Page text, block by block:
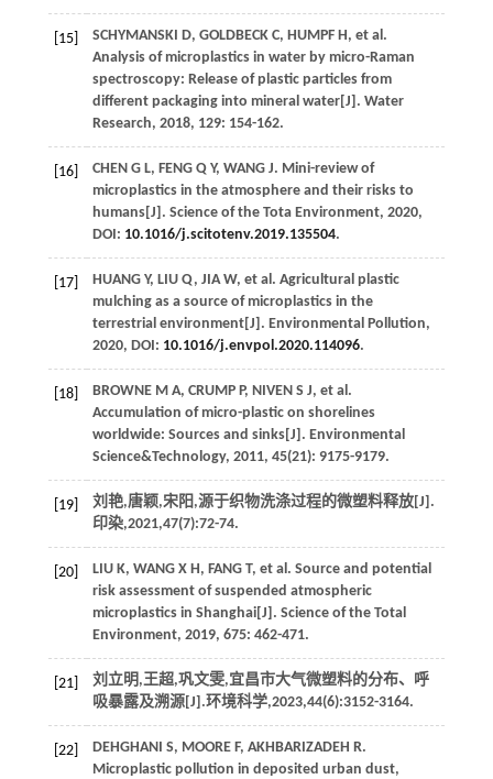
[15] SCHYMANSKI D, GOLDBECK C, HUMPF H, et al.
Analysis of microplastics in water by micro-Raman
spectroscopy: Release of plastic particles from
different packaging into mineral water[J]. Water
Research, 2018, 129: 154-162.
[16] CHEN G L, FENG Q Y, WANG J. Mini-review of
microplastics in the atmosphere and their risks to
humans[J]. Science of the Tota Environment, 2020,
DOI: 10.1016/j.scitotenv.2019.135504.
[17] HUANG Y, LIU Q, JIA W, et al. Agricultural plastic
mulching as a source of microplastics in the
terrestrial environment[J]. Environmental Pollution,
2020, DOI: 10.1016/j.envpol.2020.114096.
[18] BROWNE M A, CRUMP P, NIVEN S J, et al.
Accumulation of micro-plastic on shorelines
worldwide: Sources and sinks[J]. Environmental
Science&Technology, 2011, 45(21): 9175-9179.
[19]
刘艳,唐颖,宋阳,源于织物洗涤过程的微塑料释放[J].
印染,2021,47(7):72-74.
[20] LIU K, WANG X H, FANG T, et al. Source and potential
risk assessment of suspended atmospheric
microplastics in Shanghai[J]. Science of the Total
Environment, 2019, 675: 462-471.
[21]
刘立明,王超,巩文雯,宜昌市大气微塑料的分布、呼
吸暴露及溯源[J].环境科学,2023,44(6):3152-3164.
[22] DEHGHANI S, MOORE F, AKHBARIZADEH R.
Microplastic pollution in deposited urban dust,